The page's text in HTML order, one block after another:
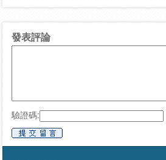
發表評論
驗證碼: